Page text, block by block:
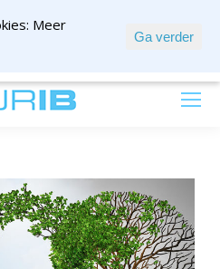
Meer
Ga verder